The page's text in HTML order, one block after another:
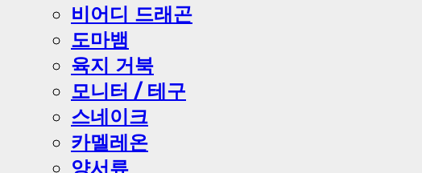
비어디 드래곤
도마뱀
육지 거북
모니터 / 테구
스네이크
카멜레온
양서류